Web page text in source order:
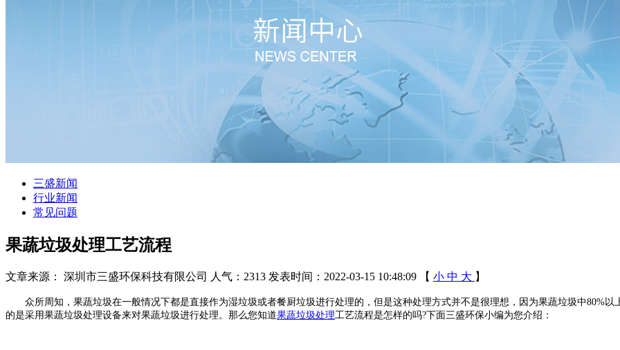
三盛新闻
行业新闻
常见问题
果蔬垃圾处理工艺流程
文章来源： 深圳市三盛环保科技有限公司 人气：2313 发表时间：2022-03-15 10:48:09 【 小 中 大 】
众所周知，果蔬垃圾在一般情况下都是直接作为湿垃圾或者餐厨垃圾进行处理的，但是这种处理方式并不是很理想，因为果蔬垃圾中80%以
的是采用果蔬垃圾处理设备来对果蔬垃圾进行处理。那么您知道果蔬垃圾处理工艺流程是怎样的吗?下面三盛环保小编为您介绍：